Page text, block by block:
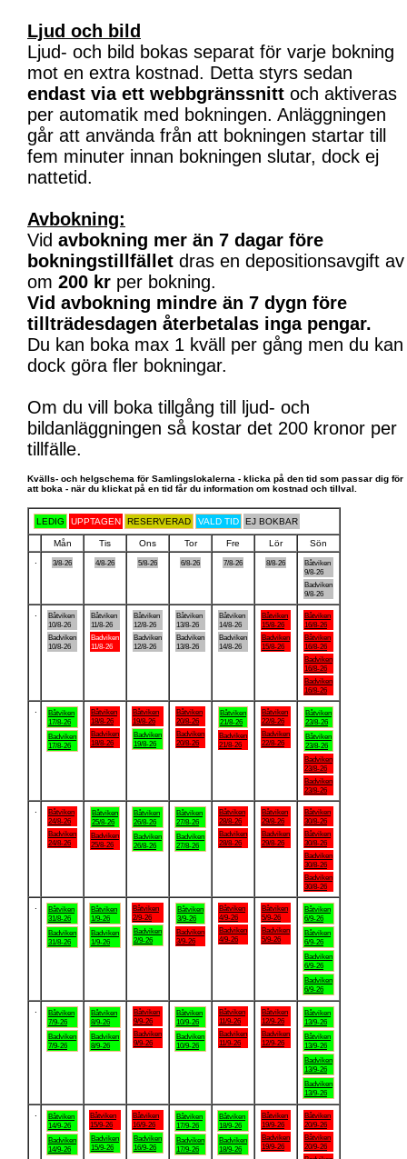
Ljud och bild
Ljud- och bild bokas separat för varje bokning
mot en extra kostnad. Detta styrs sedan
endast via ett webbgränssnitt och aktiveras
per automatik med bokningen. Anläggningen
går att använda från att bokningen startar till
fem minuter innan bokningen slutar, dock ej
nattetid.
Avbokning:
Vid avbokning mer än 7 dagar före
bokningstillfället dras en depositionsavgift av
om 200 kr per bokning.
Vid avbokning mindre än 7 dygn före
tillträdesdagen återbetalas inga pengar.
Du kan boka max 1 kväll per gång men du kan
dock göra fler bokningar.
Om du vill boka tillgång till ljud- och
bildanläggningen så kostar det 200 kronor per
tillfälle.
Kvälls- och helgschema för Samlingslokalerna - klicka på den tid som passar dig för
att boka - när du klickat på en tid får du information om kostnad och tillval.
LEDIG UPPTAGEN RESERVERAD VALD TID EJ BOKBAR
Mån Tis Ons Tor Fre Lör
Sön
3/8-26 4/8-26 5/8-26 6/8-26 7/8-26 8/8-26
Båtviken
9/8-26
Badviken
9/8-26
Båtviken
10/8-26
Badviken
10/8-26
Båtviken
11/8-26
Badviken
11/8-26
Båtviken
12/8-26
Badviken
12/8-26
Båtviken
13/8-26
Badviken
13/8-26
Båtviken
14/8-26
Badviken
14/8-26
Båtviken
15/8-26
Badviken
15/8-26
Båtviken
16/8-26
Båtviken
16/8-26
Badviken
16/8-26
Badviken
16/8-26
Båtviken
17/8-26
Badviken
17/8-26
Båtviken
18/8-26
Badviken
18/8-26
Båtviken
19/8-26
Badviken
19/8-26
Båtviken
20/8-26
Badviken
20/8-26
Båtviken
21/8-26
Badviken
21/8-26
Båtviken
22/8-26
Badviken
22/8-26
Båtviken
23/8-26
Båtviken
23/8-26
Badviken
23/8-26
Badviken
23/8-26
Båtviken
24/8-26
Badviken
24/8-26
Båtviken
25/8-26
Badviken
25/8-26
Båtviken
26/8-26
Badviken
26/8-26
Båtviken
27/8-26
Badviken
27/8-26
Båtviken
28/8-26
Badviken
28/8-26
Båtviken
29/8-26
Badviken
29/8-26
Båtviken
30/8-26
Båtviken
30/8-26
Badviken
30/8-26
Badviken
30/8-26
Båtviken
31/8-26
Badviken
31/8-26
Båtviken
1/9-26
Badviken
1/9-26
Båtviken
2/9-26
Badviken
2/9-26
Båtviken
3/9-26
Badviken
3/9-26
Båtviken
4/9-26
Badviken
4/9-26
Båtviken
5/9-26
Badviken
5/9-26
Båtviken
6/9-26
Båtviken
6/9-26
Badviken
6/9-26
Badviken
6/9-26
Båtviken
7/9-26
Badviken
7/9-26
Båtviken
8/9-26
Badviken
8/9-26
Båtviken
9/9-26
Badviken
9/9-26
Båtviken
10/9-26
Badviken
10/9-26
Båtviken
11/9-26
Badviken
11/9-26
Båtviken
12/9-26
Badviken
12/9-26
Båtviken
13/9-26
Båtviken
13/9-26
Badviken
13/9-26
Badviken
13/9-26
Båtviken
14/9-26
Badviken
14/9-26
Båtviken
15/9-26
Badviken
15/9-26
Båtviken
16/9-26
Badviken
16/9-26
Båtviken
17/9-26
Badviken
17/9-26
Båtviken
18/9-26
Badviken
18/9-26
Båtviken
19/9-26
Badviken
19/9-26
Båtviken
20/9-26
Båtviken
20/9-26